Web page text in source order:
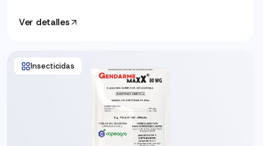
Ver detalles
Insecticidas